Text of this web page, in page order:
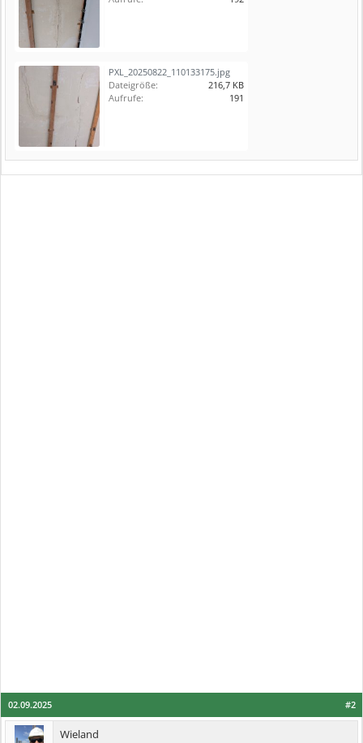
PXL_20250822_110133175.jpg
Dateigröße:
216,7 KB
Aufrufe:
191
#2
02.09.2025
Wieland